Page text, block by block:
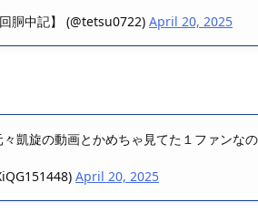
胴中記】 (@tetsu0722) April 20, 2025
凱旋の動画とかめちゃ見てた１ファンな
April 20, 2025